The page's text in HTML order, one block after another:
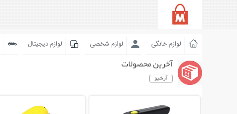
لوازم خانگی لوازم شخصی لوازم دیجیتال
آخرین محصولات
آرشیو